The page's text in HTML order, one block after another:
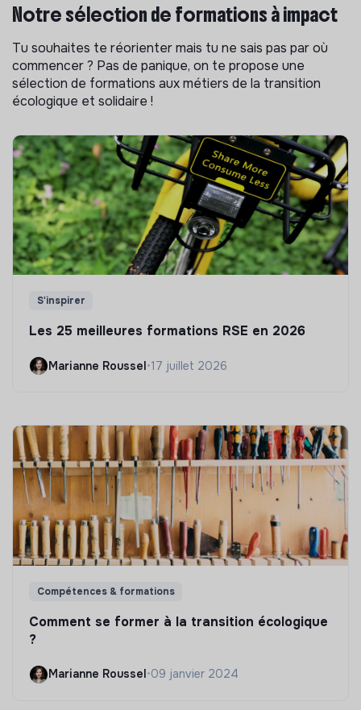
Notre sélection de formations à impact
Tu souhaites te réorienter mais tu ne sais pas par où
commencer ? Pas de panique, on te propose une
sélection de formations aux métiers de la transition
écologique et solidaire !
S'inspirer
Les 25 meilleures formations RSE en 2026
Marianne Roussel•17 juillet 2026
Compétences & formations
Comment se former à la transition écologique
?
Marianne Roussel •09 janvier 2024